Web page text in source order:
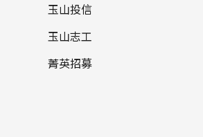
玉山投信
玉山志工
菁英招募